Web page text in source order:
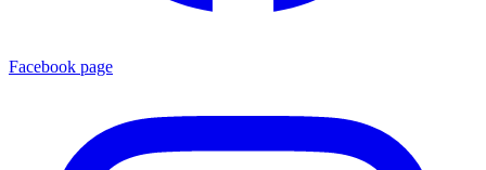
Facebook page